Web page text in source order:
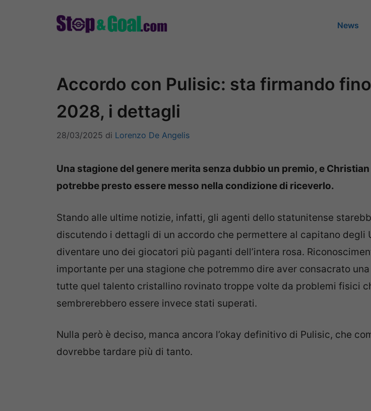
News
Accordo con Pulisic: sta firmando
2028, i dettagli
28/03/2025 di Lorenzo De Angelis
Una stagione del genere merita senza dubbio un premio, e
potrebbe presto essere messo nella condizione di riceverlo.
Stando alle ultime notizie, infatti, gli agenti dello statunitense
discutendo i dettagli di un accordo che permettere al capitano degli
diventare uno dei giocatori più paganti dell’intera rosa.
importante per una stagione che potremmo dire aver consacrato
tutte quel talento cristallino rovinato troppe volte da problemi fisici
sembrerebbero essere invece stati superati.
Nulla però è deciso, manca ancora l’okay definitivo di Pulisic, che
dovrebbe tardare più di tanto.